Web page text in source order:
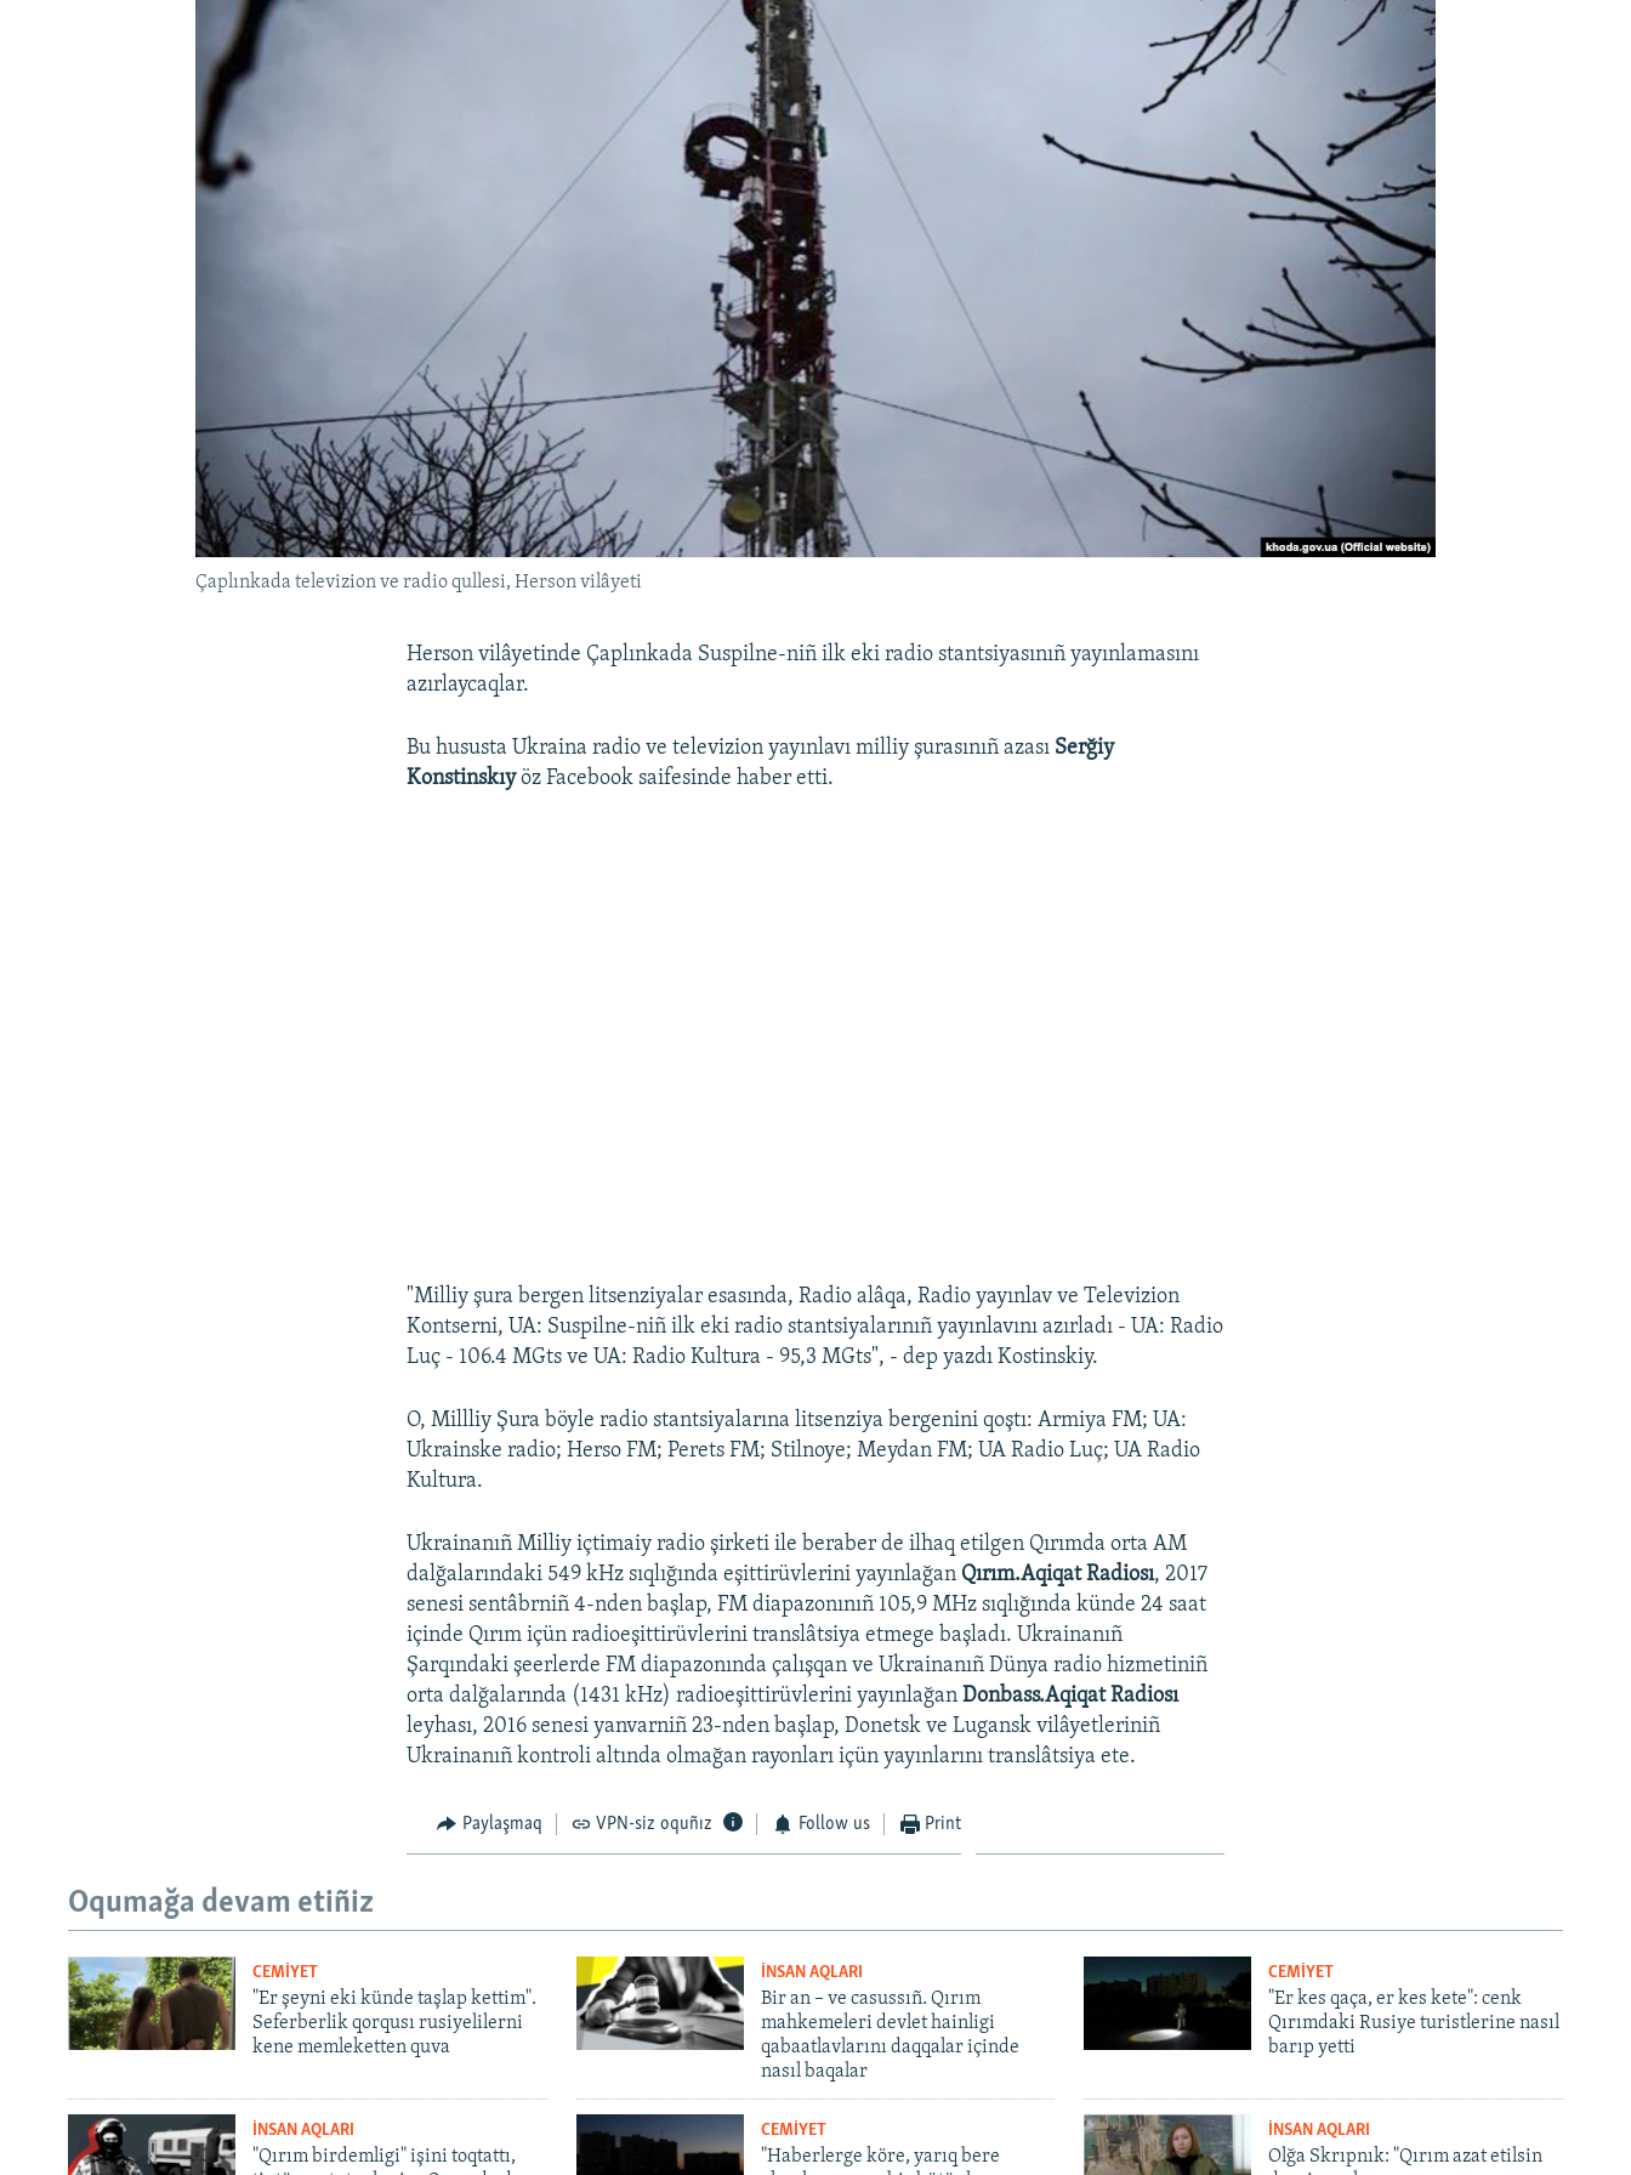
Çaplınkada televizion ve radio qullesi, Herson vilâyeti
Herson vilâyetinde Çaplınkada Suspilne-niñ ilk eki radio stantsiyasınıñ yayınlamasını
azırlaycaqlar.
Bu hususta Ukraina radio ve televizion yayınlavı milliy şurasınıñ azası Serğiy
Konstinskıyöz Facebook saifesinde haber etti.
"Milliy şura bergen litsenziyalar esasında, Radio alâqa, Radio yayınlav ve Televizion
Kontserni, UA: Suspilne-niñ ilk eki radio stantsiyalarınıñ yayınlavını azırladı - UA: Radio
Luç - 106.4 MGts ve UA: Radio Kultura - 95,3 MGts", - dep yazdı Kostinskiy.
O, Millliy Şura böyle radio stantsiyalarına litsenziya bergenini qoştı: Armiya FM; UA:
Ukrainske radio; Herso FM; Perets FM; Stilnoye; Meydan FM; UA Radio Luç; UA Radio
Kultura.
Ukrainanıñ Milliy içtimaiy radio şirketi ile beraber de ilhaq etilgen Qırımda orta AM
dalğalarındaki 549 kHz sıqlığında eşittirüvlerini yayınlağan Qırım.Aqiqat Radiosı, 2017
senesi sentâbrniñ 4-nden başlap, FM diapazonınıñ 105,9 MHz sıqlığında künde 24 saat
içinde Qırım içün radioeşittirüvlerini translâtsiya etmege başladı. Ukrainanıñ
Şarqındaki şeerlerde FM diapazonında çalışqan ve Ukrainanıñ Dünya radio hizmetiniñ
orta dalğalarında (1431 kHz) radioeşittirüvlerini yayınlağanDonbass.Aqiqat Radiosı
leyhası, 2016 senesi yanvarniñ 23-nden başlap, Donetsk ve Lugansk vilâyetleriniñ
Ukrainanıñ kontroli altında olmağan rayonları içün yayınlarını translâtsiya ete.
Paylaşmaq VPN-siz oquñız Follow us Print
Oqumağa devam etiñiz
CEMİYET
"Er şeyni eki künde taşlap kettim".
Seferberlik qorqusı rusiyelilerni
kene memleketten quva
İNSAN AQLARI
Bir an – ve casussıñ. Qırım
mahkemeleri devlet hainligi
qabaatlavlarını daqqalar içinde
nasıl baqalar
CEMİYET
"Er kes qaça, er kes kete": cenk
Qırımdaki Rusiye turistlerine nasıl
barıp yetti
İNSAN AQLARI
"Qırım birdemligi" işini toqtattı,
CEMİYET
"Haberlerge köre, yarıq bere
İNSAN AQLARI
Olğa Skrıpnık: "Qırım azat etilsin